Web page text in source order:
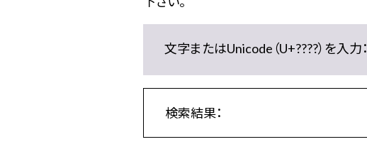
文字またはUnicode（U+????）を入力：
検索結果：